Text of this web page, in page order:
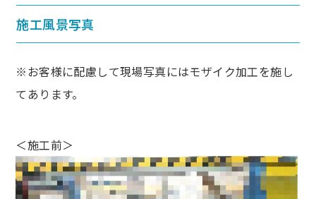
施工風景写真
※お客様に配慮して現場写真にはモザイク加工を施し
てあります。
＜施工前＞